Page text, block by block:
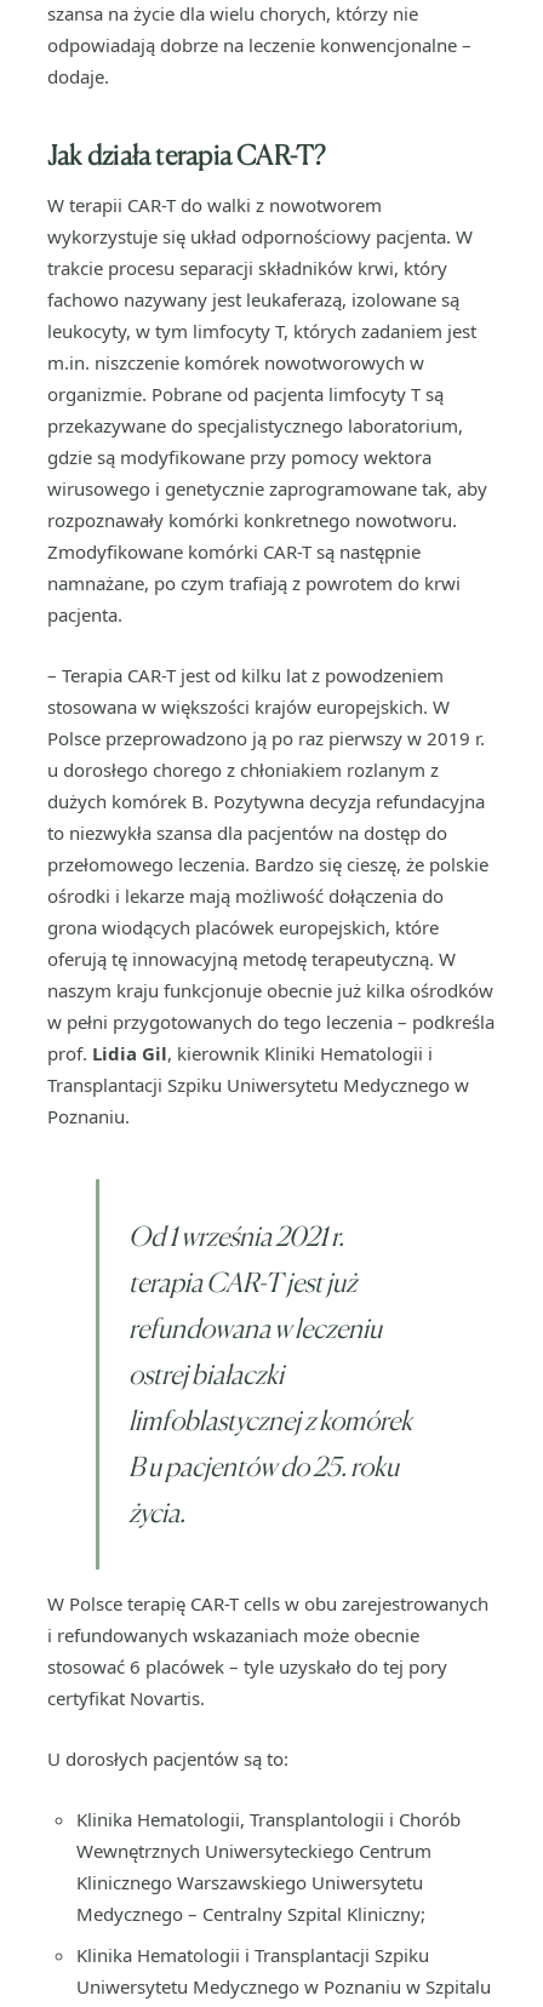
szansa na życie dla wielu chorych, którzy nie
odpowiadają dobrze na leczenie konwencjonalne –
dodaje.
Jak działa terapia CAR-T?
W terapii CAR-T do walki z nowotworem
wykorzystuje się układ odpornościowy pacjenta. W
trakcie procesu separacji składników krwi, który
fachowo nazywany jest leukaferazą, izolowane są
leukocyty, w tym limfocyty T, których zadaniem jest
m.in. niszczenie komórek nowotworowych w
organizmie. Pobrane od pacjenta limfocyty T są
przekazywane do specjalistycznego laboratorium,
gdzie są modyfikowane przy pomocy wektora
wirusowego i genetycznie zaprogramowane tak, aby
rozpoznawały komórki konkretnego nowotworu.
Zmodyfikowane komórki CAR-T są następnie
namnażane, po czym trafiają z powrotem do krwi
pacjenta.
– Terapia CAR-T jest od kilku lat z powodzeniem
stosowana w większości krajów europejskich. W
Polsce przeprowadzono ją po raz pierwszy w 2019 r.
u dorosłego chorego z chłoniakiem rozlanym z
dużych komórek B. Pozytywna decyzja refundacyjna
to niezwykła szansa dla pacjentów na dostęp do
przełomowego leczenia. Bardzo się cieszę, że polskie
ośrodki i lekarze mają możliwość dołączenia do
grona wiodących placówek europejskich, które
oferują tę innowacyjną metodę terapeutyczną. W
naszym kraju funkcjonuje obecnie już kilka ośrodków
w pełni przygotowanych do tego leczenia – podkreśla
prof. Lidia Gil, kierownik Kliniki Hematologii i
Transplantacji Szpiku Uniwersytetu Medycznego w
Poznaniu.
Od 1 września 2021 r.
terapia CAR-T jest już
refundowana w leczeniu
ostrej białaczki
limfoblastycznej z komórek
B u pacjentów do 25. roku
życia.
W Polsce terapię CAR-T cells w obu zarejestrowanych
i refundowanych wskazaniach może obecnie
stosować 6 placówek – tyle uzyskało do tej pory
certyfikat Novartis.
U dorosłych pacjentów są to:
Klinika Hematologii, Transplantologii i Chorób
Wewnętrznych Uniwersyteckiego Centrum
Klinicznego Warszawskiego Uniwersytetu
Medycznego – Centralny Szpital Kliniczny;
Klinika Hematologii i Transplantacji Szpiku
Uniwersytetu Medycznego w Poznaniu w Szpitalu